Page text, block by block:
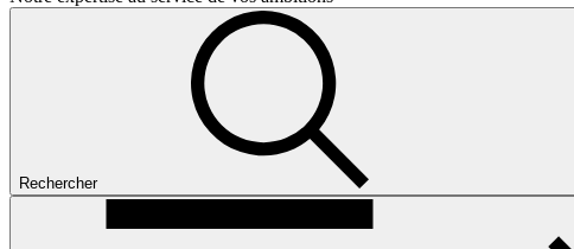
Rechercher